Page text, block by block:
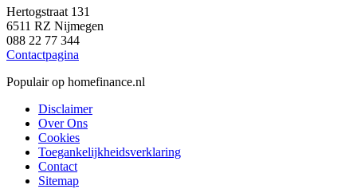
Hertogstraat 131
6511 RZ Nijmegen
088 22 77 344
Contactpagina
Populair op homefinance.nl
Disclaimer
Over Ons
Cookies
Toegankelijkheidsverklaring
Contact
Sitemap